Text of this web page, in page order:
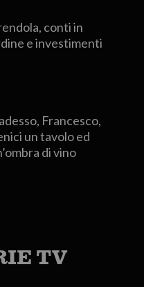
conti in
e investimenti
Francesco,
un tavolo ed
di vino
TV